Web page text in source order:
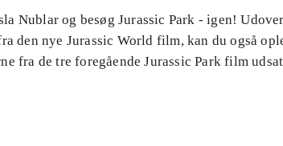
Nublar og besøg Jurassic Park - igen!
den nye Jurassic World film, kan du også
fra de tre foregående Jurassic Park film